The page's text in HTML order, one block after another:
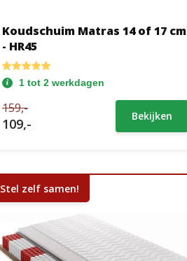
Koudschuim Matras 14 of 17 cm
- HR45
1 tot 2 werkdagen
159,-
109,- Bekijken
Stel zelf samen!